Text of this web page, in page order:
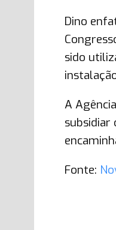
Dino
sido
A
subsidiar
Fonte: